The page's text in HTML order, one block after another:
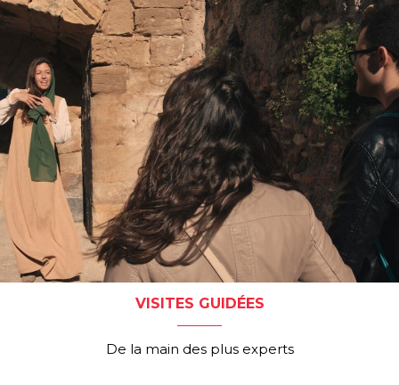
VISITES GUIDÉES
De la main des plus experts